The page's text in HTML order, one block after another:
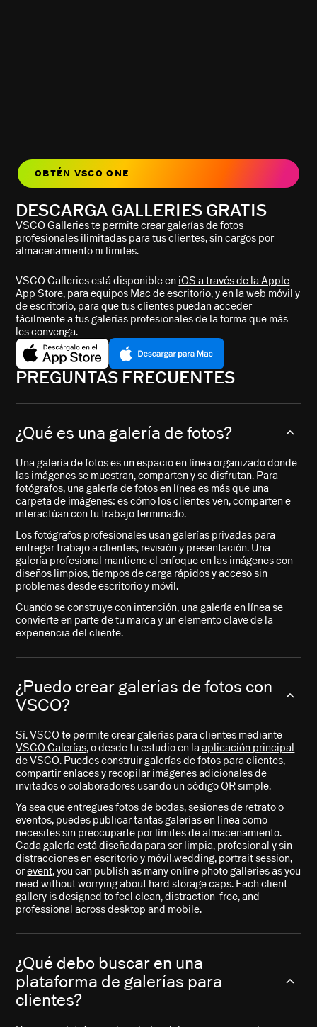
OBTÉN VSCO ONE
DESCARGA GALLERIES GRATIS
VSCO Gallerieste permite crear galerías de fotos
profesionales ilimitadas para tus clientes, sin cargos por
almacenamiento ni límites.
VSCO Galleries está disponible en iOS a través de la Apple
App Store, para equipos Mac de escritorio, y en la web móvil y
de escritorio, para que tus clientes puedan acceder
fácilmente a tus galerías profesionales de la forma que más
les convenga.
PREGUNTAS FRECUENTES
¿Qué es una galería de fotos?
Una galería de fotos es un espacio en línea organizado donde
las imágenes se muestran, comparten y se disfrutan. Para
fotógrafos, una galería de fotos en línea es más que una
carpeta de imágenes: es cómo los clientes ven, comparten e
interactúan con tu trabajo terminado.
Los fotógrafos profesionales usan galerías privadas para
entregar trabajo a clientes, revisión y presentación. Una
galería profesional mantiene el enfoque en las imágenes con
diseños limpios, tiempos de carga rápidos y acceso sin
problemas desde escritorio y móvil.
Cuando se construye con intención, una galería en línea se
convierte en parte de tu marca y un elemento clave de la
experiencia del cliente.
¿Puedo crear galerías de fotos con
VSCO?
Sí. VSCO te permite crear galerías para clientes mediante
VSCO Galerías, o desde tu estudio en laaplicación principal
de VSCO. Puedes construir galerías de fotos para clientes,
compartir enlaces y recopilar imágenes adicionales de
invitados o colaboradores usando un código QR simple.
Ya sea que entregues fotos de bodas, sesiones de retrato o
eventos, puedes publicar tantas galerías en línea como
necesites sin preocuparte por límites de almacenamiento.
Cada galería está diseñada para ser limpia, profesional y sin
distracciones en escritorio y móvil.wedding, portrait session,
orevent, you can publish as many online photo galleries as you
need without worrying about hard storage caps. Each client
gallery is designed to feel clean, distraction-free, and
professional across desktop and mobile.
¿Qué debo buscar en una
plataforma de galerías para
clientes?